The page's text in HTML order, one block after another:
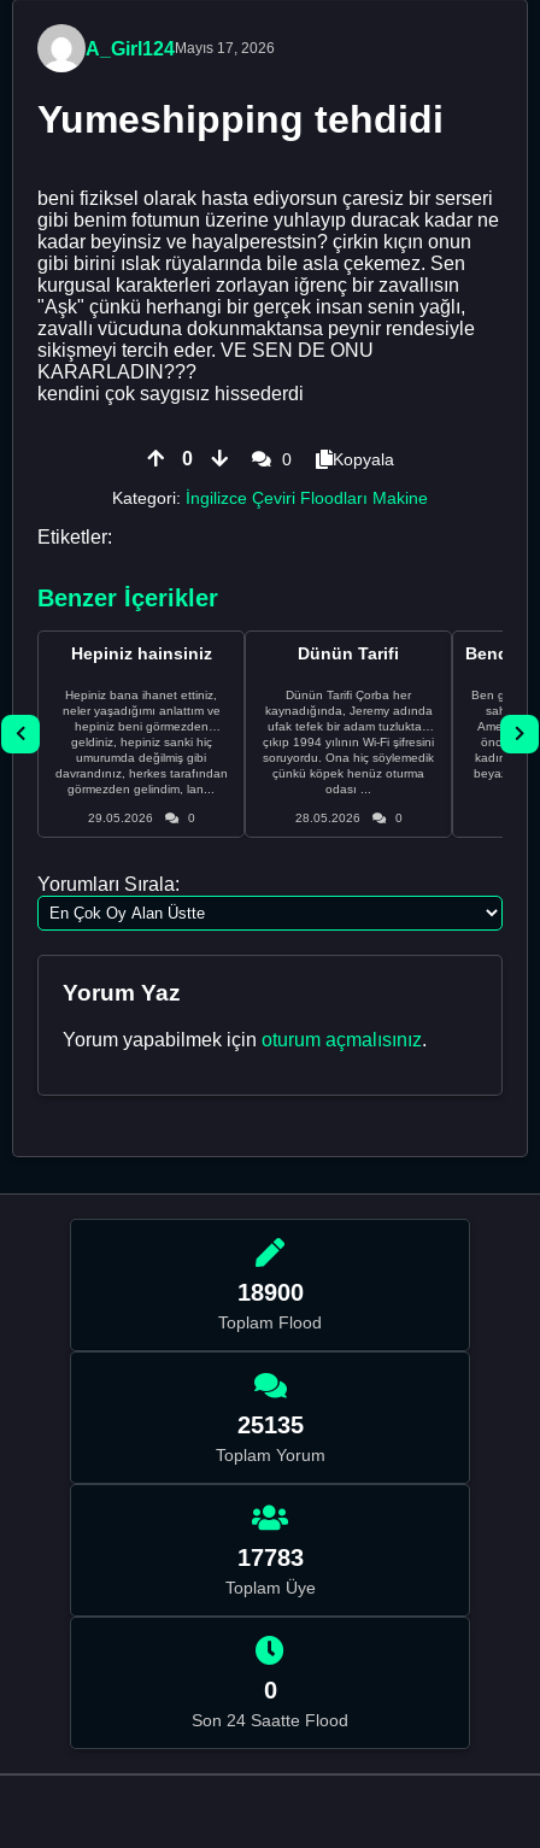
A_Girl124Mayıs 17, 2026
Yumeshipping tehdidi
beni fiziksel olarak hasta ediyorsun çaresiz bir serseri
gibi benim fotumun üzerine yuhlayıp duracak kadar ne
kadar beyinsiz ve hayalperestsin? çirkin kıçın onun
gibi birini ıslak rüyalarında bile asla çekemez. Sen
kurgusal karakterleri zorlayan iğrenç bir zavallısın
"Aşk" çünkü herhangi bir gerçek insan senin yağlı,
zavallı vücuduna dokunmaktansa peynir rendesiyle
sikişmeyi tercih eder. VE SEN DE ONU
KARARLADIN???
kendini çok saygısız hissederdi
0 0
Kopyala
Kategori: İngilizce Çeviri Floodları Makine
Etiketler:
Benzer İçerikler
Hepiniz hainsiniz
Hepiniz bana ihanet ettiniz,
neler yaşadığımı anlattım ve
hepiniz beni görmezden
geldiniz, hepiniz sanki hiç
umurumda değilmiş gibi
davrandınız, herkes tarafından
görmezden gelindim, lan...
29.05.2026 0
Dünün Tarifi
Dünün Tarifi Çorba her
kaynadığında, Jeremy adında
ufak tefek bir adam tuzluktan
çıkıp 1994 yılının Wi-Fi şifresini
soruyordu. Ona hiç söylemedik
çünkü köpek henüz oturma
odası ...
28.05.2026 0
Ben gururlu
sahip
önce
kadınla
beyaz
Yorumları Sırala:
Yorum Yaz
Yorum yapabilmek için oturum açmalısınız.
18900
Toplam Flood
25135
Toplam Yorum
17783
Toplam Üye
0
Son 24 Saatte Flood